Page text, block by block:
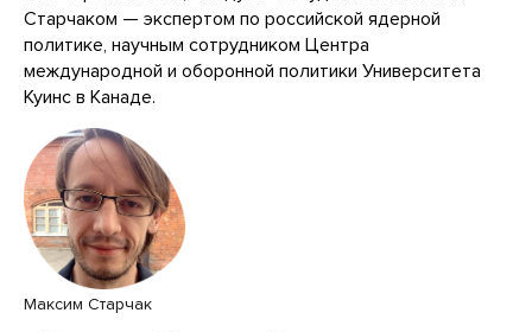
Старчаком — экспертом по российской ядерной
политике, научным сотрудником Центра
международной и оборонной политики Университета
Куинс в Канаде.
Максим Старчак